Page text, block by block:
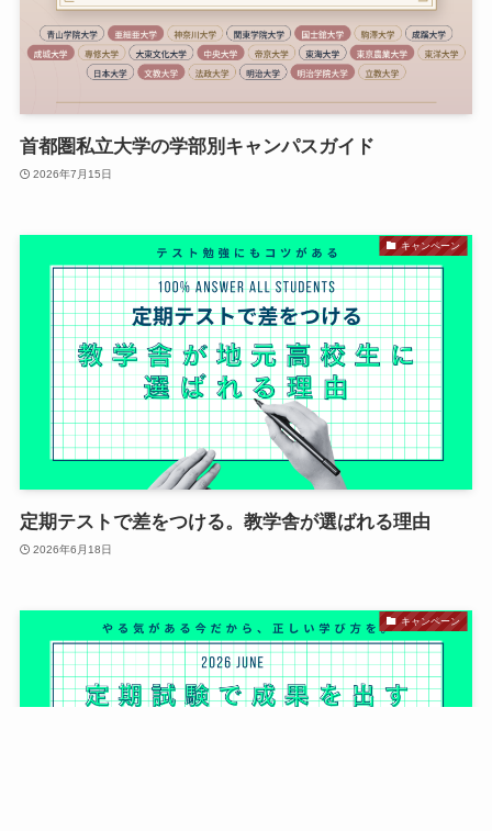
首都圏私立大学の学部別キャンパスガイド
2026年7月15日
キャンペーン
定期テストで差をつける。教学舎が選ばれる理由
2026年6月18日
キャンペーン